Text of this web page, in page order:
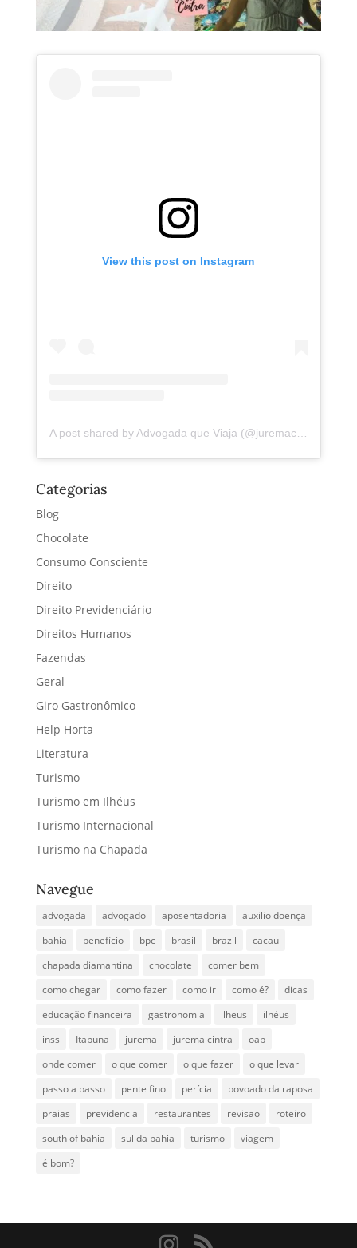
View this post on Instagram
A post shared by Advogada que Viaja (@juremacintra)
Categorias
Blog
Chocolate
Consumo Consciente
Direito
Direito Previdenciário
Direitos Humanos
Fazendas
Geral
Giro Gastronômico
Help Horta
Literatura
Turismo
Turismo em Ilhéus
Turismo Internacional
Turismo na Chapada
Navegue
advogada advogado aposentadoria
auxilio doença
bahia
benefício bpc brasil brazil
cacau
chapada diamantina
chocolate
comer bem
como chegar
como fazer como ir como é?
dicas
educação financeira
gastronomia ilheus
ilhéus
inss
Itabuna jurema jurema cintra
oab
onde comer
o que comer o que fazer
o que levar
passo a passo
pente fino perícia
povoado da raposa
praias
previdencia restaurantes revisao
roteiro
south of bahia
sul da bahia turismo
viagem
é bom?